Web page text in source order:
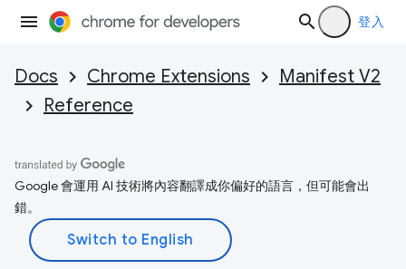
登入
Docs Chrome Extensions
Manifest V2
Reference
Google 會運用 AI 技術將內容翻譯成你偏好的語言，但可能會出
錯。